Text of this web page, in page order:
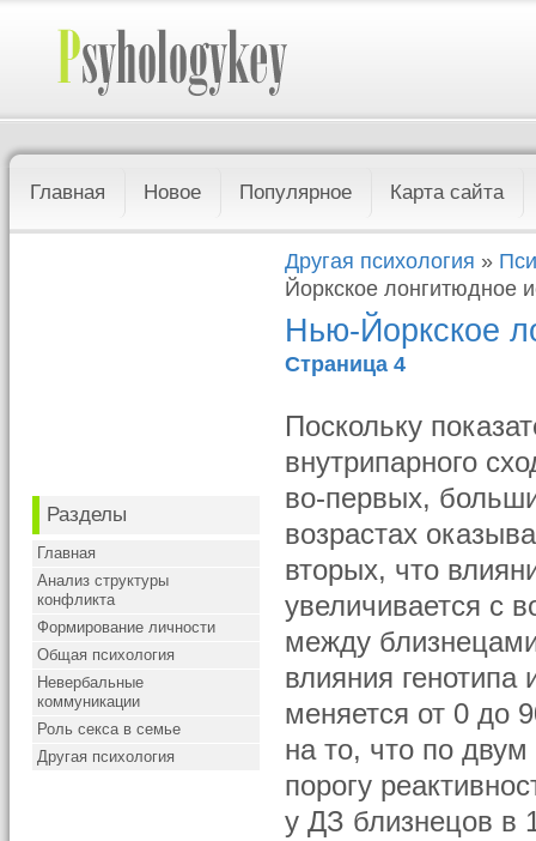
Главная Новое Популярное Карта сайта
Разделы
Главная
Анализ структуры
конфликта
Формирование личности
Общая психология
Невербальные
коммуникации
Роль секса в семье
Другая психология
Другая психология »
Йоркское лонгитюдное
Нью-Йоркское
Страница 4
Поскольку
внутрипарного
во-первых,
возрастах
вторых, что
увеличивается с
между
влияния генотипа
меняется от 0 до
на то, что по
порогу
у ДЗ близнецов в